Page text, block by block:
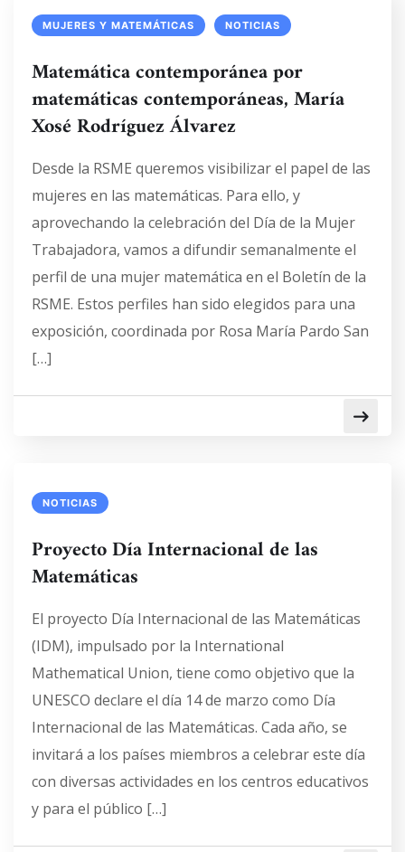
MUJERES Y MATEMÁTICAS NOTICIAS
Matemática contemporánea por
matemáticas contemporáneas, María
Xosé Rodríguez Álvarez
Desde la RSME queremos visibilizar el papel de las
mujeres en las matemáticas. Para ello, y
aprovechando la celebración del Día de la Mujer
Trabajadora, vamos a difundir semanalmente el
perfil de una mujer matemática en el Boletín de la
RSME. Estos perfiles han sido elegidos para una
exposición, coordinada por Rosa María Pardo San
[…]
NOTICIAS
Proyecto Día Internacional de las
Matemáticas
El proyecto Día Internacional de las Matemáticas
(IDM), impulsado por la International
Mathematical Union, tiene como objetivo que la
UNESCO declare el día 14 de marzo como Día
Internacional de las Matemáticas. Cada año, se
invitará a los países miembros a celebrar este día
con diversas actividades en los centros educativos
y para el público […]